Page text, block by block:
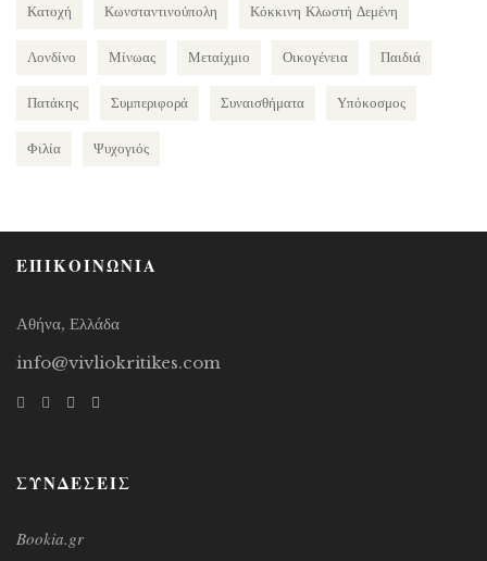
Κατοχή Κωνσταντινούπολη Κόκκινη Κλωστή Δεμένη
Λονδίνο Μίνωας Μεταίχμιο Οικογένεια Παιδιά
Πατάκης Συμπεριφορά Συναισθήματα Υπόκοσμος
Φιλία Ψυχογιός
ΕΠΙΚΟΙΝΩΝΙΑ
Αθήνα, Ελλάδα
info@vivliokritikes.com
ΣΥΝΔΕΣΕΙΣ
Bookia.gr